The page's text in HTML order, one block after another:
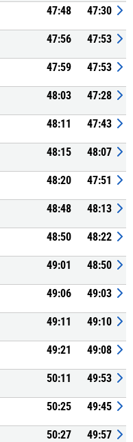
47:48 47:30
47:56 47:53
47:59 47:53
48:03 47:28
48:11 47:43
48:15 48:07
48:20 47:51
48:48 48:13
48:50 48:22
49:01 48:50
49:06 49:03
49:11 49:10
49:21 49:08
50:11 49:53
50:25 49:45
50:27 49:57